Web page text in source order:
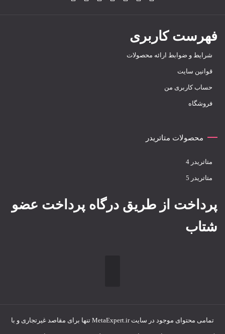
فهرست کاربری
شرایط و ضوابط ارائه محصولات
قوانین سایت
حساب کاربری من
فروشگاه
محصولات متاتریدر
متاتريدر 4
متاتريدر 5
پرداخت از طریق درگاه پرداخت عضو
شتاب
تمامی محتوای موجود در سایت MetaExpert.ir تنها برای مقاصد غیرتجاری و با